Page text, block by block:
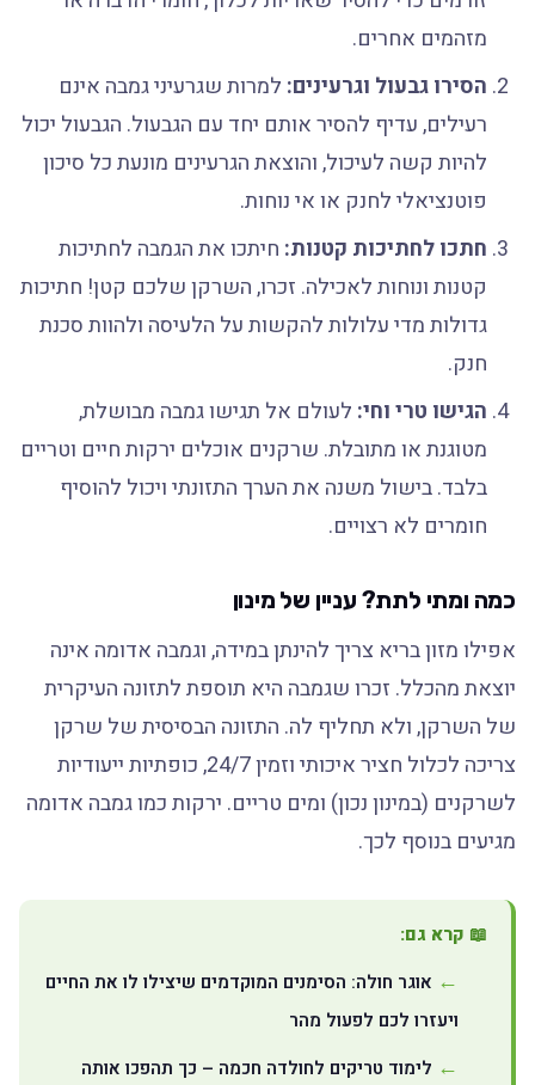
מזהמים אחרים.
הסירו גבעול וגרעינים:למרות שגרעיני גמבה אינם
רעילים, עדיף להסיר אותם יחד עם הגבעול. הגבעול יכול
להיות קשה לעיכול, והוצאת הגרעינים מונעת כל סיכון
פוטנציאלי לחנק או אי נוחות.
חתכו לחתיכות קטנות:חיתכו את הגמבה לחתיכות
קטנות ונוחות לאכילה. זכרו, השרקן שלכם קטן! חתיכות
גדולות מדי עלולות להקשות על הלעיסה ולהוות סכנת
חנק.
הגישו טרי וחי:לעולם אל תגישו גמבה מבושלת,
מטוגנת או מתובלת. שרקנים אוכלים ירקות חיים וטריים
בלבד. בישול משנה את הערך התזונתי ויכול להוסיף
חומרים לא רצויים.
כמה ומתי לתת? עניין של מינון
אפילו מזון בריא צריך להינתן במידה, וגמבה אדומה אינה
יוצאת מהכלל. זכרו שגמבה היא תוספת לתזונה העיקרית
של השרקן, ולא תחליף לה. התזונה הבסיסית של שרקן
צריכה לכלול חציר איכותי וזמין 24/7, כופתיות ייעודיות
לשרקנים (במינון נכון) ומים טריים. ירקות כמו גמבה אדומה
מגיעים בנוסף לכך.
📖 קרא גם:
אוגר חולה: הסימנים המוקדמים שיצילו לו את החיים
ויעזרו לכם לפעול מהר
לימוד טריקים לחולדה חכמה – כך תהפכו אותה